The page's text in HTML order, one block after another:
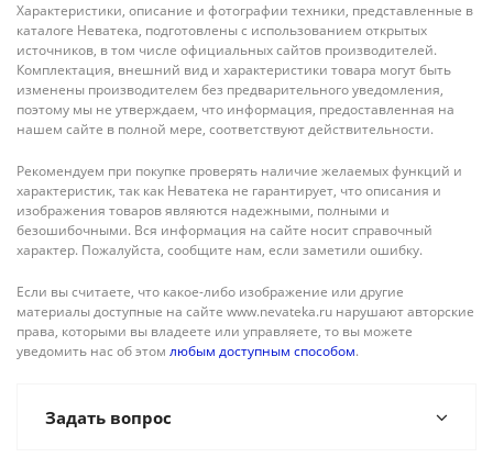
Характеристики, описание и фотографии техники, представленные в
каталоге Неватека, подготовлены с использованием открытых
источников, в том числе официальных сайтов производителей.
Комплектация, внешний вид и характеристики товара могут быть
изменены производителем без предварительного уведомления,
поэтому мы не утверждаем, что информация, предоставленная на
нашем сайте в полной мере, соответствуют действительности.
Рекомендуем при покупке проверять наличие желаемых функций и
характеристик, так как Неватека не гарантирует, что описания и
изображения товаров являются надежными, полными и
безошибочными. Вся информация на сайте носит справочный
характер. Пожалуйста, сообщите нам, если заметили ошибку.
Если вы считаете, что какое-либо изображение или другие
материалы доступные на сайте www.nevateka.ru нарушают авторские
права, которыми вы владеете или управляете, то вы можете
уведомить нас об этом любым доступным способом.
Задать вопрос